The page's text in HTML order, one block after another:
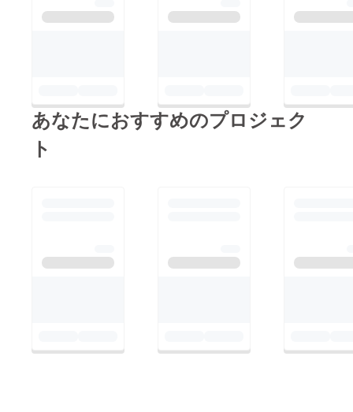
あなたにおすすめのプロジェク
ト